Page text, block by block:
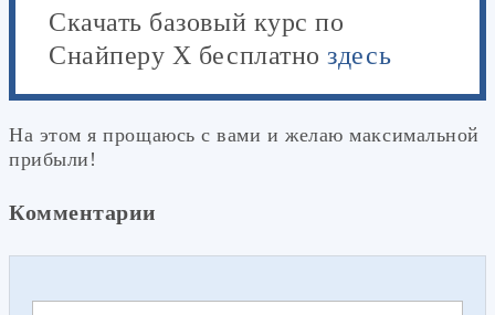
Скачать базовый курс по
Снайперу Х бесплатноздесь
На этом я прощаюсь с вами и желаю максимальной
прибыли!
Комментарии